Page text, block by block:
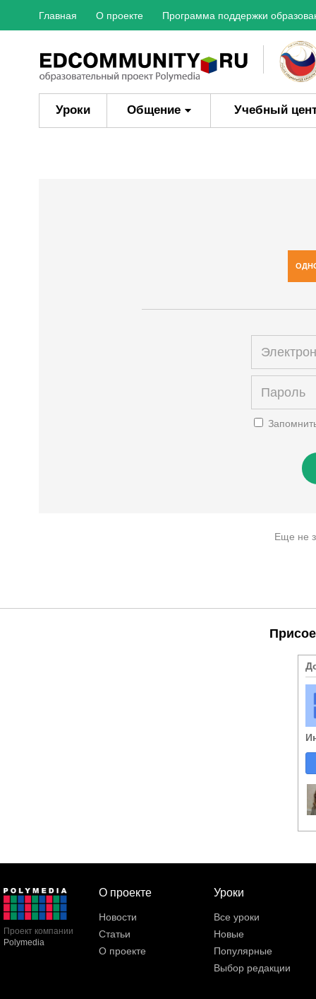
Главная О проекте Программа поддержки
Уроки Общение Учебный
Еще не
Проект компании
Polymedia
О проекте
Новости
Статьи
О проекте
Уроки
Все уроки
Новые
Популярные
Выбор редакции